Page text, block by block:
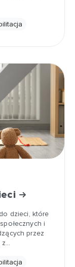
dzieci, które
i
przez
z…